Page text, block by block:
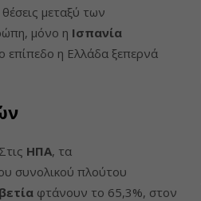
θέσεις μεταξύ των
μόνο η Ισπανία
επίπεδο η Ελλάδα ξεπερνά
ΗΠΑ, τα
συνολικού πλούτου
φτάνουν το 65,3%, στον